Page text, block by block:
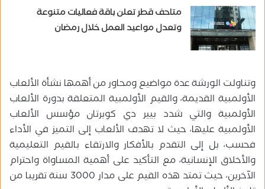
متاحف قطر تعلن باقة فعاليات متنوعة
وتعدل مواعيد العمل خلال رمضان
وتناولت الورشة عدة مواضيع ومحاور من أهمها نشأة الألعاب
الأولمبية القديمة، والقيم الأولمبية المتعلقة بدورة الألعاب
الأولمبية والتي شدد بيير دي كوبرتان مؤسس الألعاب
الأولمبية عليها، حيث لا تهدف الألعاب إلى التميز في الأداء
فحسب، بل إلى التقدم بالأفكار والارتقاء بالقيم التعليمية
والأخلاق الإنسانية، مع التأكيد على أهمية المساواة واحترام
الآخرين، حيث تمتد هذه القيم على مدار 3000 سنة تقريبا من